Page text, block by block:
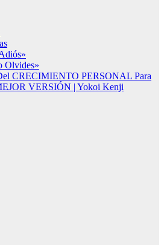
Olvides»
CRECIMIENTO PERSONAL Para
VERSIÓN | Yokoi Kenji